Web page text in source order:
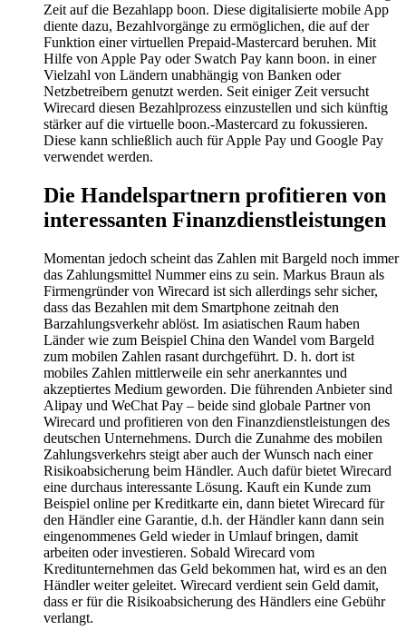
Zeit auf die Bezahlapp boon. Diese digitalisierte mobile App
diente dazu, Bezahlvorgänge zu ermöglichen, die auf der
Funktion einer virtuellen Prepaid-Mastercard beruhen. Mit
Hilfe von Apple Pay oder Swatch Pay kann boon. in einer
Vielzahl von Ländern unabhängig von Banken oder
Netzbetreibern genutzt werden. Seit einiger Zeit versucht
Wirecard diesen Bezahlprozess einzustellen und sich künftig
stärker auf die virtuelle boon.-Mastercard zu fokussieren.
Diese kann schließlich auch für Apple Pay und Google Pay
verwendet werden.
Die Handelspartnern profitieren von
interessanten Finanzdienstleistungen
Momentan jedoch scheint das Zahlen mit Bargeld noch immer
das Zahlungsmittel Nummer eins zu sein. Markus Braun als
Firmengründer von Wirecard ist sich allerdings sehr sicher,
dass das Bezahlen mit dem Smartphone zeitnah den
Barzahlungsverkehr ablöst. Im asiatischen Raum haben
Länder wie zum Beispiel China den Wandel vom Bargeld
zum mobilen Zahlen rasant durchgeführt. D. h. dort ist
mobiles Zahlen mittlerweile ein sehr anerkanntes und
akzeptiertes Medium geworden. Die führenden Anbieter sind
Alipay und WeChat Pay – beide sind globale Partner von
Wirecard und profitieren von den Finanzdienstleistungen des
deutschen Unternehmens. Durch die Zunahme des mobilen
Zahlungsverkehrs steigt aber auch der Wunsch nach einer
Risikoabsicherung beim Händler. Auch dafür bietet Wirecard
eine durchaus interessante Lösung. Kauft ein Kunde zum
Beispiel online per Kreditkarte ein, dann bietet Wirecard für
den Händler eine Garantie, d.h. der Händler kann dann sein
eingenommenes Geld wieder in Umlauf bringen, damit
arbeiten oder investieren. Sobald Wirecard vom
Kreditunternehmen das Geld bekommen hat, wird es an den
Händler weiter geleitet. Wirecard verdient sein Geld damit,
dass er für die Risikoabsicherung des Händlers eine Gebühr
verlangt.